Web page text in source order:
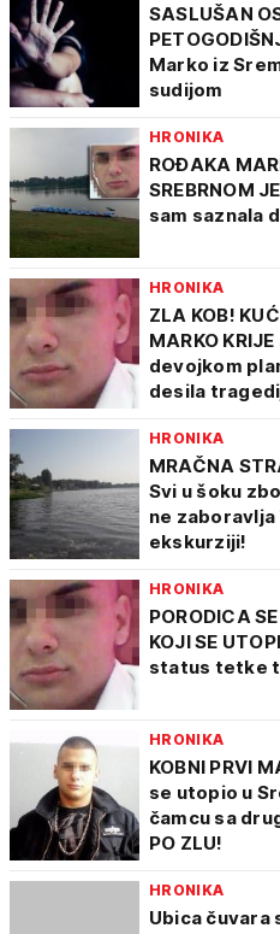
SASLUŠAN
Marko iz
sudijom
HRONIKA
ROĐAKA
SREBRNOM
sam saznala
HRONIKA
ZLA KOB!
MARKO
devojkom
desila
HRONIKA
MRAČNA
Svi u šoku
ne zaboravlja
ekskurziji!
HRONIKA
PORODICA
KOJI SE
status tetke
HRONIKA
KOBNI PRVI
se utopio u
čamcu sa
PO ZLU!
HRONIKA
Ubica čuvara